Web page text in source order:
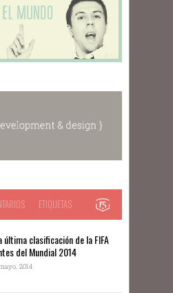
ETIQUETAS
última clasificación de la FIFA
del Mundial 2014
2014